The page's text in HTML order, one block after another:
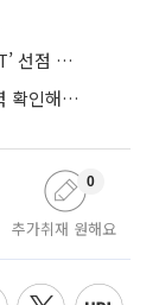
J&J도 참전…빅파마, 차세대 ‘in vivo CAR-T’ 선점 경쟁 본격화
“폐렴구균 백신, 맞았다고 끝 아니다…접종력 확인해야”
추가취재 원해요
0